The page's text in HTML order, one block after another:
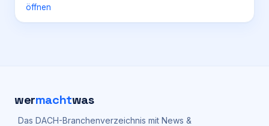
öffnen
wermachtwas
Das DACH-Branchenverzeichnis mit News &